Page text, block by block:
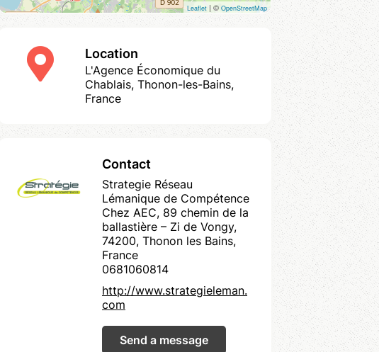
Leaflet | © OpenStreetMap
Location
L'Agence Économique du
Chablais, Thonon-les-Bains,
France
Contact
Strategie Réseau
Lémanique de Compétence
Chez AEC, 89 chemin de la
ballastière – Zi de Vongy,
74200, Thonon les Bains,
France
0681060814
http://www.strategieleman.
com
Send a message